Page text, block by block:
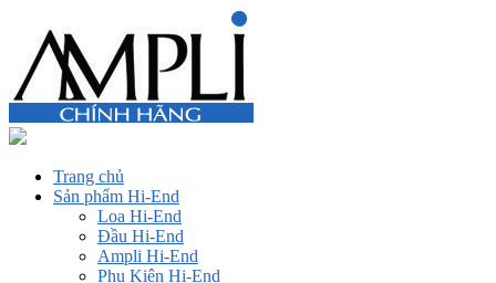
Trang chủ
Sản phẩm Hi-End
Loa Hi-End
Đầu Hi-End
Ampli Hi-End
Phụ Kiện Hi-End